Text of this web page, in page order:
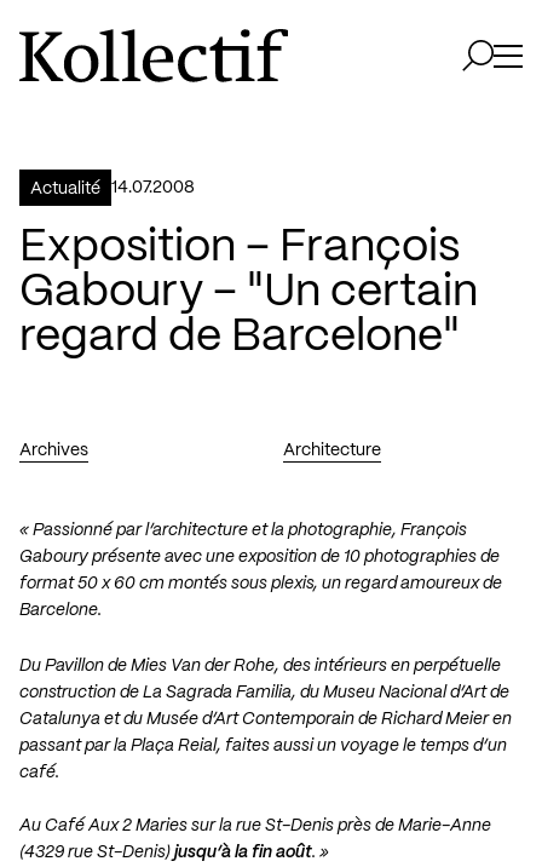
Aller à la page d'accueil
Logo Kollectif
Actualité 14.07.2008
Exposition – François
Gaboury – "Un certain
regard de Barcelone"
Archives Architecture
« Passionné par l’architecture et la photographie, François
Gaboury présente avec une exposition de 10 photographies de
format 50 x 60 cm montés sous plexis, un regard amoureux de
Barcelone.
Du Pavillon de Mies Van der Rohe, des intérieurs en perpétuelle
construction de La Sagrada Familia, du Museu Nacional d’Art de
Catalunya et du Musée d’Art Contemporain de Richard Meier en
passant par la Plaça Reial, faites aussi un voyage le temps d’un
café.
Au Café Aux 2 Maries sur la rue St-Denis près de Marie-Anne
(4329 rue St-Denis) jusqu’à la fin août. »